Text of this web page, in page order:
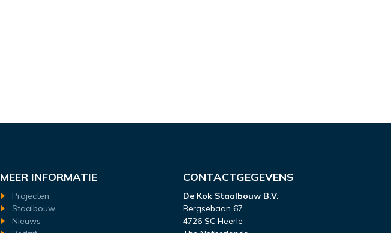
MEER INFORMATIE
Projecten
Staalbouw
Nieuws
CONTACTGEGEVENS
De Kok Staalbouw B.V.
Bergsebaan 67
4726 SC Heerle